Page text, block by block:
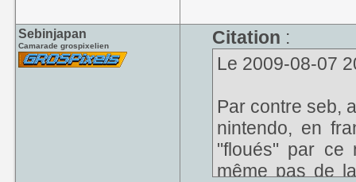
Sebinjapan
Camarade grospixelien Citation :
Le 2009-08-07
Par contre seb,
nintendo, en
"floués" par ce
même pas de